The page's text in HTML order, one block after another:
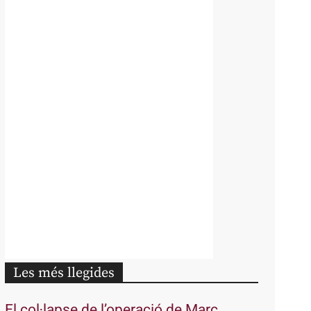
Les més llegides